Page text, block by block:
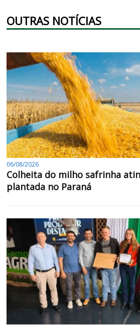
OUTRAS NOTÍCIAS
06/08/2026
Colheita do milho safrinha
plantada no Paraná